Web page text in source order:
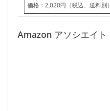
価格：2,020円（税込、送料別）
Amazon アソシエイト